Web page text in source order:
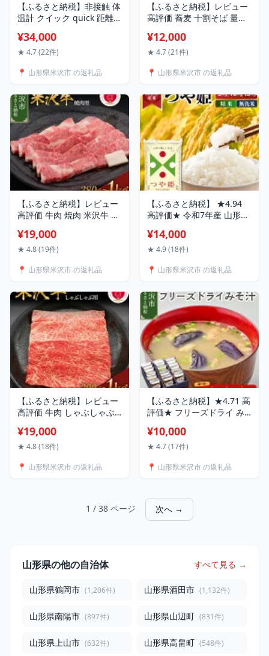
【ふるさと納税】非接触 体
温計 クイック quick 距離セ
管理可 Bluetooth 国産 衛
生的 安心 健康管理 赤ちゃ
¥34,000
★ 4.7 (22件)
📍 山形県米沢市 の返礼品
【ふるさと納税】レビュー
高評価 蕎麦 十割そば 量が
計1kg) 1袋 200g 蕎麦粉
100% 十割 そば 10割蕎麦
舎そば 乾麺 常温保存 麺類
り 山形ちば吉 ちば吉 スト
ック 食品 送料無料 山形県
米沢市
¥12,000
★ 4.7 (21件)
📍 山形県米沢市 の返礼品
【ふるさと納税】レビュー
高評価 牛肉 焼肉 米沢牛 カ
380g / 600g / 1kg 冷蔵 ブ
ランド牛 和牛 黒毛和牛 焼
人気 グルメ お取り寄せ 送
米沢市
¥19,000
★ 4.8 (19件)
📍 山形県米沢市 の返礼品
【ふるさと納税】 ★4.94
高評価★ 令和7年産 山形県
洗米 / 内容量 5kg 10kg
15kg ) 2025年産 米 お米 コ
姫 ブランド米 ごはん ご飯
寄せ 産地直送 送料無料 山
形 米沢 山形県 米沢市
¥14,000
★ 4.9 (18件)
📍 山形県米沢市 の返礼品
【ふるさと納税】レビュー
高評価 牛肉 しゃぶしゃぶ
カタ モモ 380g / 600g /
1kg ・ ロース （ リブロー
600g / 900g 冷蔵 和牛 ブ
¥19,000
★ 4.8 (18件)
📍 山形県米沢市 の返礼品
【ふるさと納税】★4.71 高
評価★ フリーズドライ み
お湯を注ぐだけ インスタン
ト 即席 味噌汁 米沢牛 なめ
子 国産 大豆 ミソ スープ 山
山形 米沢 山形県 米沢市
¥10,000
★ 4.7 (17件)
📍 山形県米沢市 の返礼品
1 / 38 ページ 次へ →
山形県の他の自治体 すべて見る →
山形県鶴岡市 (1,206件) 山形県酒田市 (1,132件)
山形県南陽市 (897件) 山形県山辺町 (831件)
山形県上山市 (632件) 山形県高畠町 (548件)